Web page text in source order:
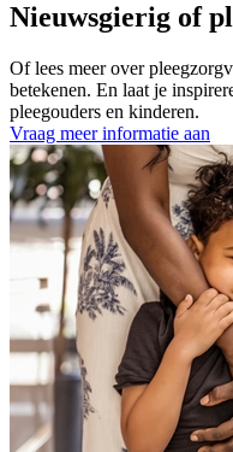
Nieuwsgierig of
Of lees meer over
betekenen. En laat je
pleegouders en kinderen.
Vraag meer informatie aan